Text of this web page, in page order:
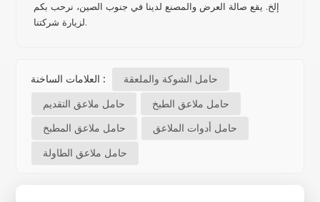
إلخ. يقع صالة العرض والمصنع لدينا في جنوب الصين، نرحب بكم
لزيارة شركتنا.
العلامات الساخنة :
حامل الشوكة والملعقة
حامل ملاعق التقديم
حامل ملاعق الطبخ
حامل ملاعق المطبخ
حامل أدوات الملاعق
حامل ملاعق الطاولة